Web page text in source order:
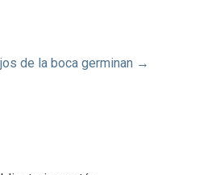
de la boca germinan →